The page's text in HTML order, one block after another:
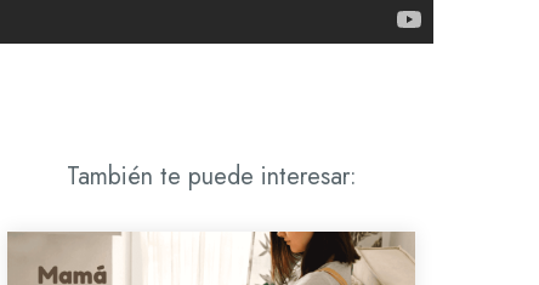
También te puede interesar: